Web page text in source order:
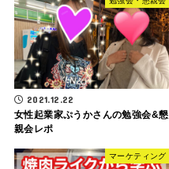
2021.12.22
女性起業家ぷうかさんの勉強会&懇
親会レポ
マーケティング